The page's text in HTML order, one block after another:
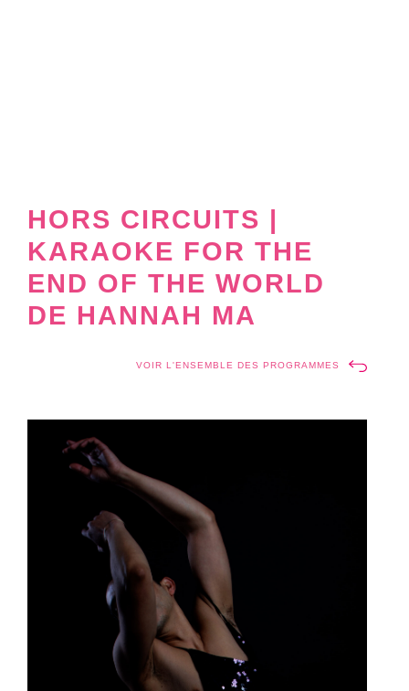
HORS CIRCUITS |
KARAOKE FOR THE
END OF THE WORLD
DE HANNAH MA
VOIR L'ENSEMBLE DES PROGRAMMES